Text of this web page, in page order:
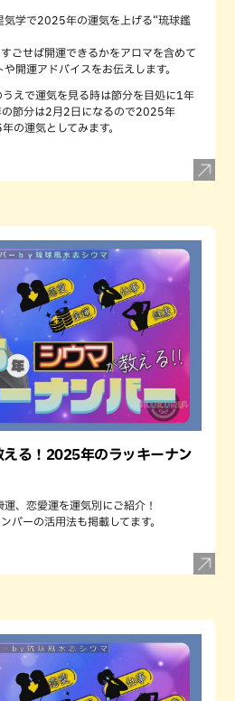
気学で2025年の運気を上げる“琉球鑑
ごせば開運できるかをアロマを含めて
開運アドバイスをお伝えします。
うえで運気を見る時は節分を目処に1年
の節分は2月2日になるので2025年
運気としてみます。
る！2025年のラッキーナン
、恋愛運を運気別にご紹介！
バーの活用法も掲載してます。